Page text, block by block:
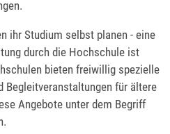
ihr Studium selbst planen - eine
durch die Hochschule ist
bieten freiwillig spezielle
Begleitveranstaltungen für ältere
Angebote unter dem Begriff